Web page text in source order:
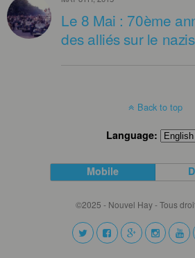
Le 8 Mai : 70ème
des alliés sur le
Back to top
Language:
Mobile
©2025 - Nouvel Hay - Tous